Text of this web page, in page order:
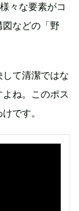
々な要素がコ
などの「野
して清潔ではな
ね。このポス
です。